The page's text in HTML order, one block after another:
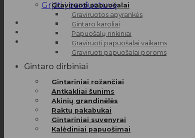
Grįžti į parduotuvę
Graviruoti papuošalai
Graviruotos apyrankės
Gintaro karoliai
Papuošalų rinkiniai
Graviruoti papuošalai vaikams
Graviruoti papuošalai poroms
Gintaro dirbiniai
Gintariniai rožančiai
Antkakliai šunims
Akinių grandinėlės
Raktų pakabukai
Gintariniai suvenyrai
Kalėdiniai papuošimai